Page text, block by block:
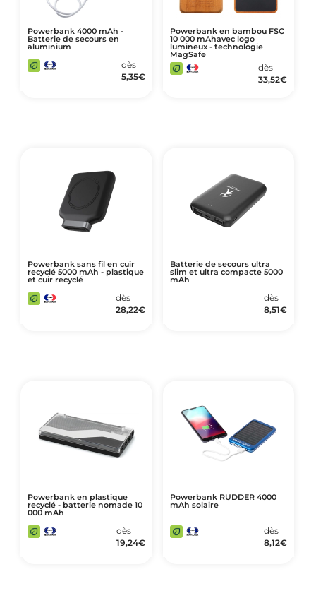
Powerbank 4000 mAh -
Batterie de secours en
aluminium
dès
5,35€
Powerbank en bambou FSC
10 000 mAhavec logo
lumineux - technologie
MagSafe
dès
33,52€
Powerbank sans fil en cuir
recyclé 5000 mAh - plastique
et cuir recyclé
dès
28,22€
Batterie de secours ultra
slim et ultra compacte 5000
mAh
dès
8,51€
Powerbank en plastique
recyclé - batterie nomade 10
000 mAh
dès
19,24€
Powerbank RUDDER 4000
mAh solaire
dès
8,12€